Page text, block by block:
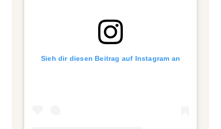
Sieh dir diesen Beitrag auf Instagram an